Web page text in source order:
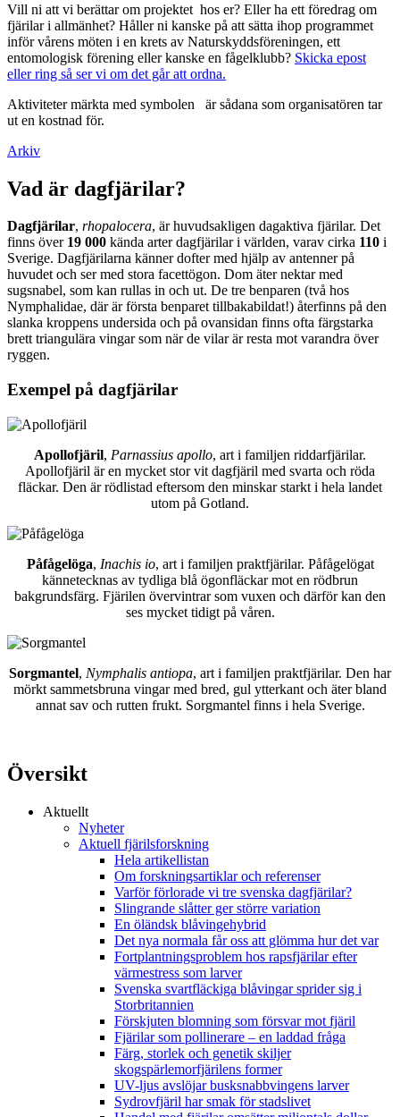
Vill ni att vi berättar om projektet hos er? Eller ha ett föredrag om
fjärilar i allmänhet? Håller ni kanske på att sätta ihop programmet
inför vårens möten i en krets av Naturskyddsföreningen, ett
entomologisk förening eller kanske en fågelklubb? Skicka epost
eller ring så ser vi om det går att ordna.
Aktiviteter märkta med symbolen
är sådana som organisatören tar
ut en kostnad för.
Arkiv
Vad är dagfjärilar?
Dagfjärilar, rhopalocera, är huvudsakligen dagaktiva fjärilar. Det
finns över 19 000 kända arter dagfjärilar i världen, varav cirka 110 i
Sverige. Dagfjärilarna känner dofter med hjälp av antenner på
huvudet och ser med stora facettögon. Dom äter nektar med
sugsnabel, som kan rullas in och ut. De tre benparen (två hos
Nymphalidae, där är första benparet tillbakabildat!) återfinns på den
slanka kroppens undersida och på ovansidan finns ofta färgstarka
brett triangulära vingar som när de vilar är resta mot varandra över
ryggen.
Exempel på dagfjärilar
Apollofjäril, Parnassius apollo, art i familjen riddarfjärilar.
Apollofjäril är en mycket stor vit dagfjäril med svarta och röda
fläckar. Den är rödlistad eftersom den minskar starkt i hela landet
utom på Gotland.
Påfågelöga, Inachis io, art i familjen praktfjärilar. Påfågelögat
kännetecknas av tydliga blå ögonfläckar mot en rödbrun
bakgrundsfärg. Fjärilen övervintrar som vuxen och därför kan den
ses mycket tidigt på våren.
Sorgmantel, Nymphalis antiopa, art i familjen praktfjärilar. Den har
mörkt sammetsbruna vingar med bred, gul ytterkant och äter bland
annat sav och rutten frukt. Sorgmantel finns i hela Sverige.
Översikt
Aktuellt
Nyheter
Aktuell fjärilsforskning
Hela artikellistan
Om forskningsartiklar och referenser
Varför förlorade vi tre svenska dagfjärilar?
Slingrande slåtter ger större variation
En öländsk blåvingehybrid
Det nya normala får oss att glömma hur det var
Fortplantningsproblem hos rapsfjärilar efter
värmestress som larver
Svenska svartfläckiga blåvingar sprider sig i
Storbritannien
Förskjuten blomning som försvar mot fjäril
Fjärilar som pollinerare – en laddad fråga
Färg, storlek och genetik skiljer
skogspärlemorfjärilens former
UV-ljus avslöjar busksnabbvingens larver
Sydrovfjäril har smak för stadslivet